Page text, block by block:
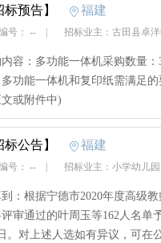
标预告】 福建
号： -- 招标业主：古田县卓
容：多功能一体机采购数量
功能一体机和复印纸需满足
或附件中)
标公告】 福建
号： -- 招标业主：小学幼儿
：根据宁德市2020年度高级
审通过的叶周玉等162人名单
。对上述人选如有异议，可在